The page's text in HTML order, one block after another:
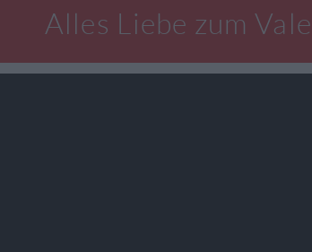
Alles Liebe zum